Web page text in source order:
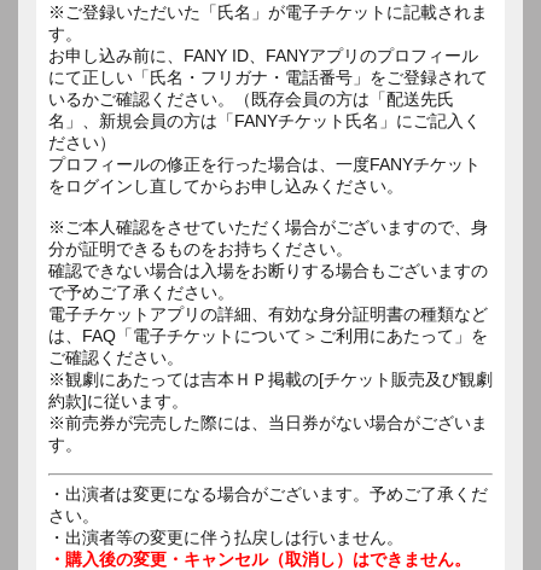
※ご登録いただいた「氏名」が電子チケットに記載されま
す。
お申し込み前に、FANY ID、FANYアプリのプロフィール
にて正しい「氏名・フリガナ・電話番号」をご登録されて
いるかご確認ください。（既存会員の方は「配送先氏
名」、新規会員の方は「FANYチケット氏名」にご記入く
ださい）
プロフィールの修正を行った場合は、一度FANYチケット
をログインし直してからお申し込みください。
※ご本人確認をさせていただく場合がございますので、身
分が証明できるものをお持ちください。
確認できない場合は入場をお断りする場合もございますの
で予めご了承ください。
電子チケットアプリの詳細、有効な身分証明書の種類など
は、FAQ「電子チケットについて＞ご利用にあたって」を
ご確認ください。
※観劇にあたっては吉本ＨＰ掲載の[チケット販売及び観劇
約款]に従います。
※前売券が完売した際には、当日券がない場合がございま
す。
・出演者は変更になる場合がございます。予めご了承くだ
さい。
・出演者等の変更に伴う払戻しは行いません。
・購入後の変更・キャンセル（取消し）はできません。